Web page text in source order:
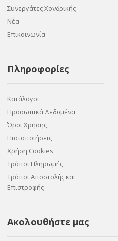
Συνεργάτες Χονδρικής
Νέα
Επικοινωνία
Πληροφορίες
Κατάλογοι
Προσωπικά Δεδομένα
Όροι Χρήσης
Πιστοποιήσεις
Χρήση Cookies
Τρόποι Πληρωμής
Τρόποι Αποστολής και
Επιστροφής
Ακολουθήστε μας